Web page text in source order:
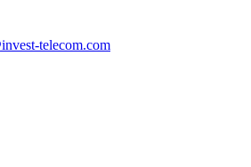
invest-telecom.com